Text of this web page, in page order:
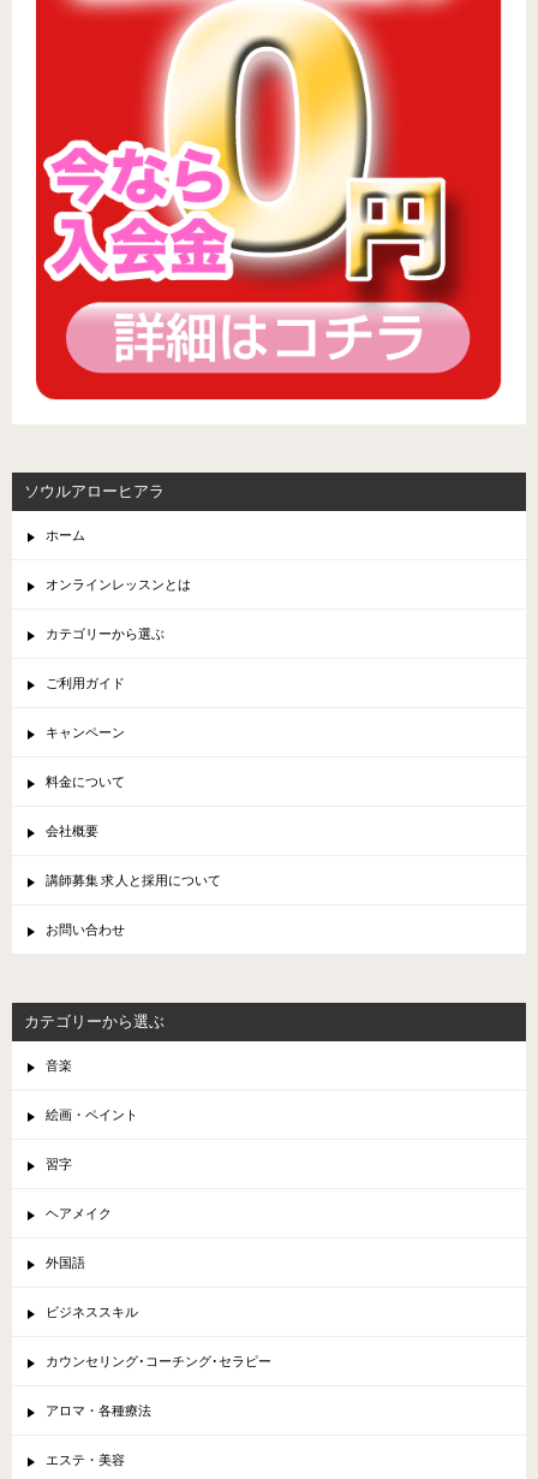
ソウルアローヒアラ
ホーム
オンラインレッスンとは
カテゴリーから選ぶ
ご利用ガイド
キャンペーン
料金について
会社概要
講師募集 求人と採用について
お問い合わせ
カテゴリーから選ぶ
音楽
絵画・ペイント
習字
ヘアメイク
外国語
ビジネススキル
カウンセリング･コーチング･セラピー
アロマ・各種療法
エステ・美容